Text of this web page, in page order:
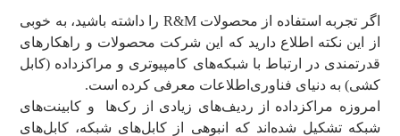
اگر تجربه استفاده از محصولات R&M را داشته باشید، به خوبی
از این نکته اطلاع دارید که این شرکت محصولات و راهکارهای
قدرتمندی در ارتباط با شبکه‌های کامپیوتری و مراکزداده (کابل
کشی) به دنیای فناوری‌اطلاعات معرفی کرده است.
امروزه مراکزداده از ردیف‌های زیادی از رک‌ها و کابینت‌های
شبکه تشکیل شده‌اند که انبوهی از کابل‌های شبکه، کابل‌های